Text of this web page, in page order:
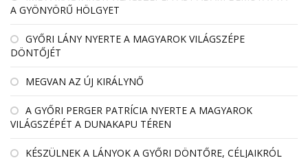
A GYÖNYÖRŰ HÖLGYET
GYŐRI LÁNY NYERTE A MAGYAROK VILÁGSZÉPE
DÖNTŐJÉT
MEGVAN AZ ÚJ KIRÁLYNŐ
A GYŐRI PERGER PATRÍCIA NYERTE A MAGYAROK
VILÁGSZÉPÉT A DUNAKAPU TÉREN
KÉSZÜLNEK A LÁNYOK A GYŐRI DÖNTŐRE, CÉLJAIKRÓL